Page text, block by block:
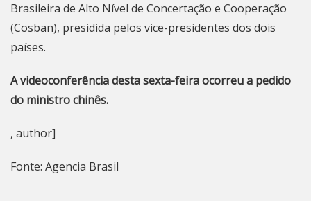
Brasileira de Alto Nível de Concertação e Cooperação
(Cosban), presidida pelos vice-presidentes dos dois
países.
A videoconferência desta sexta-feira ocorreu a pedido
do ministro chinês.
, author]
Fonte: Agencia Brasil